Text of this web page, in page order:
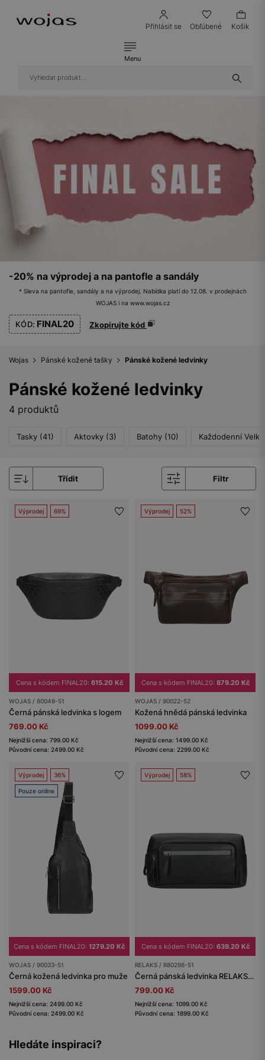
Přihlásit se Obľúbené Košík
Menu
-20% na výprodej a na pantofle a sandály
* Sleva na pantofle, sandály a na výprodej. Nabídka platí do 12.08. v prodejnách
WOJAS i na www.wojas.cz
KÓD: FINAL20 Zkopírujte kód
Wojas Pánské kožené tašky Pánské kožené ledvinky
Pánské kožené ledvinky
4 produktů
Tasky (41) Aktovky (3) Batohy (10) Každodenní
Třídit Filtr
Výprodej 69%
Cena s kódem FINAL20: 615.20 Kč
WOJAS / 80048-51
Černá pánská ledvinka s logem
769.00 Kč
Nejnižší cena: 799.00 Kč
Původní cena: 2499.00 Kč
Výprodej 52%
Cena s kódem FINAL20: 879.20 Kč
WOJAS / 90022-52
Kožená hnědá pánská ledvinka
1099.00 Kč
Nejnižší cena: 1499.00 Kč
Původní cena: 2299.00 Kč
Výprodej 36%
Pouze online
Cena s kódem FINAL20: 1279.20 Kč
WOJAS / 90033-51
Černá kožená ledvinka pro muže
1599.00 Kč
Nejnižší cena: 2499.00 Kč
Původní cena: 2499.00 Kč
Výprodej 58%
Cena s kódem FINAL20: 639.20 Kč
RELAKS / R80298-51
Černá pánská ledvinka RELAKS s koženkovou vložkou
799.00 Kč
Nejnižší cena: 1099.00 Kč
Původní cena: 1899.00 Kč
Hledáte inspiraci?